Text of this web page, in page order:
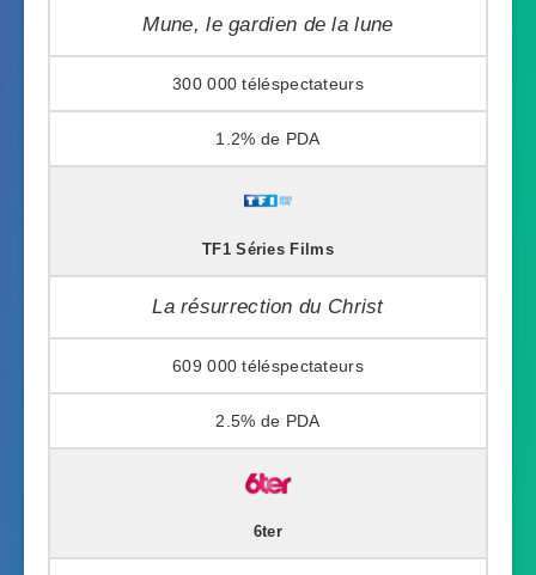
Mune, le gardien de la lune
300 000
1.2%
TF1 Séries Films
La résurrection du Christ
609 000
2.5%
6ter